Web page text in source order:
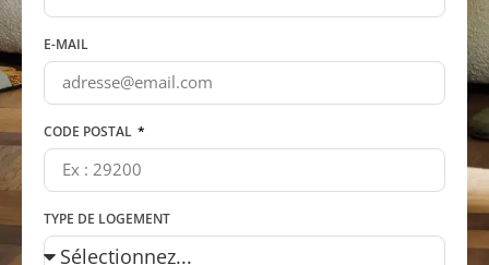
E-MAIL
CODE POSTAL
TYPE DE LOGEMENT